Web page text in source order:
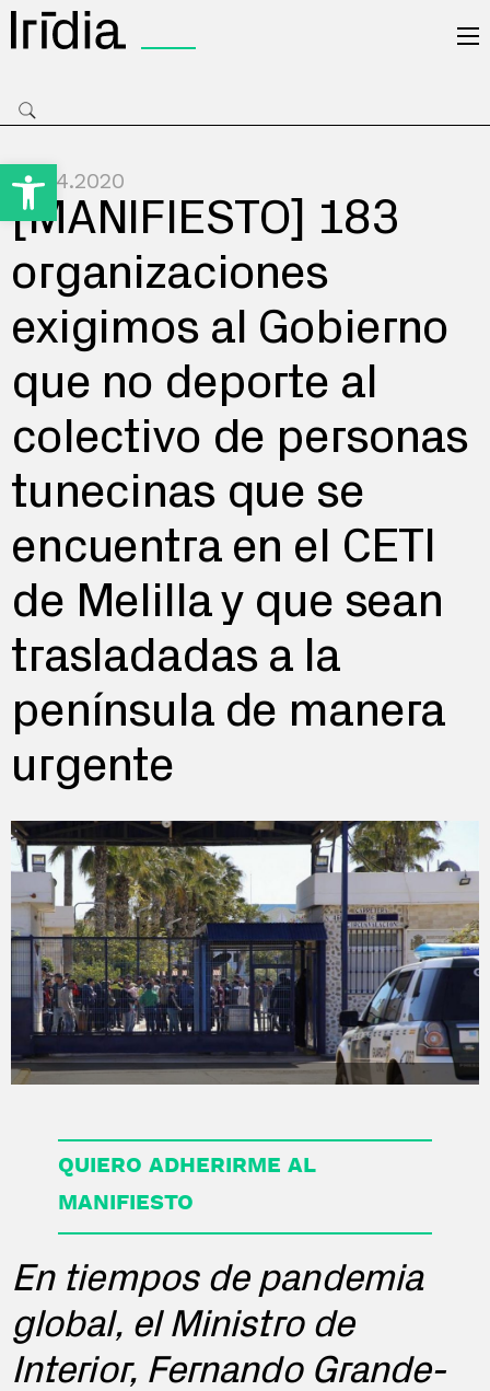
Open toolbar
30.04.2020
[MANIFIESTO] 183
organizaciones
exigimos al Gobierno
que no deporte al
colectivo de personas
tunecinas que se
encuentra en el CETI
de Melilla y que sean
trasladadas a la
península de manera
urgente
QUIERO ADHERIRME AL
MANIFIESTO
En tiempos de pandemia
global, el Ministro de
Interior, Fernando Grande-